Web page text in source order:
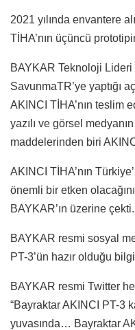
2021 yılında envantere
TİHA’nın üçüncü
BAYKAR Teknoloji Lideri
SavunmaTR’ye yaptığı
AKINCI TİHA’nın teslim
yazılı ve görsel
maddelerinden biri
AKINCI TİHA’nın
önemli bir etken
BAYKAR’ın üzerine çekti.
BAYKAR resmi sosyal
PT-3’ün hazır olduğu
BAYKAR resmi Twitter
“Bayraktar AKINCI PT-3
yuvasında… Bayraktar